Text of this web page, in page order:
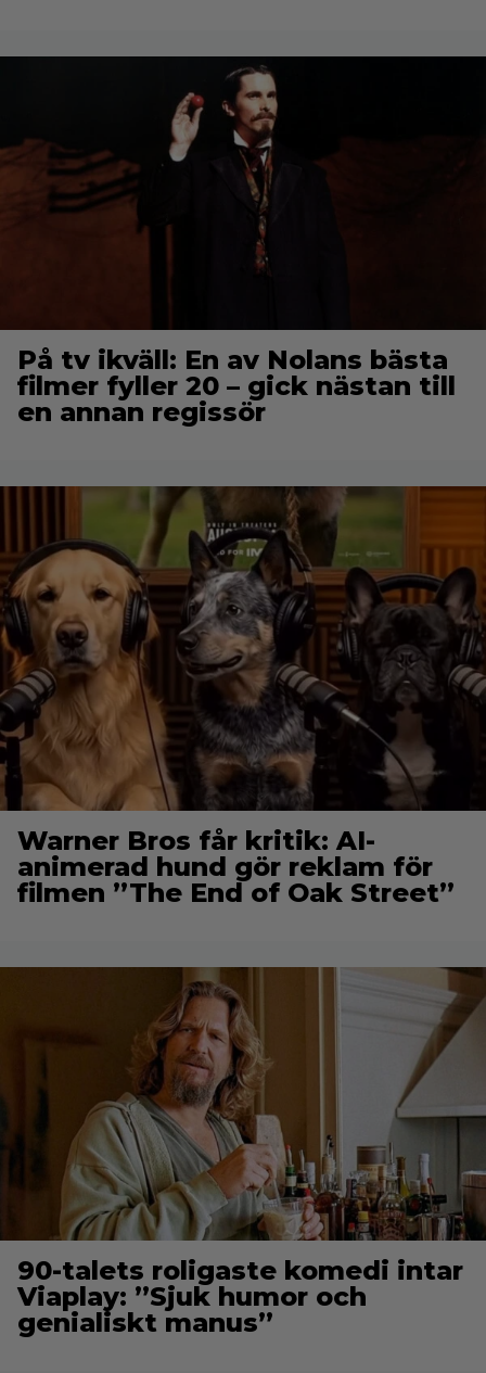
På tv ikväll: En av Nolans bästa
filmer fyller 20 – gick nästan till
en annan regissör
Warner Bros får kritik: AI-
animerad hund gör reklam för
filmen ”The End of Oak Street”
90-talets roligaste komedi intar
Viaplay: ”Sjuk humor och
genialiskt manus”